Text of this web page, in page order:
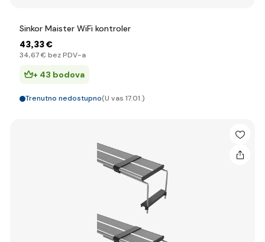
Sinkor Maister WiFi kontroler
43,33 €
34,67 € bez PDV-a
+ 43 bodova
Trenutno nedostupno(U vas 17.01.)